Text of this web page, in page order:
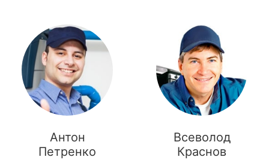
Антон
Петренко
Всеволод
Краснов